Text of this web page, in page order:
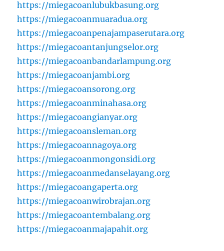
https://miegacoanlubukbasung.org
https://miegacoanmuaradua.org
https://miegacoanpenajampaserutara.org
https://miegacoantanjungselor.org
https://miegacoanbandarlampung.org
https://miegacoanjambi.org
https://miegacoansorong.org
https://miegacoanminahasa.org
https://miegacoangianyar.org
https://miegacoansleman.org
https://miegacoannagoya.org
https://miegacoanmongonsidi.org
https://miegacoanmedanselayang.org
https://miegacoangaperta.org
https://miegacoanwirobrajan.org
https://miegacoantembalang.org
https://miegacoanmajapahit.org